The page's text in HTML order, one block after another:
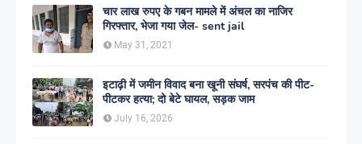
चार लाख रुपए के गबन मामले में अंचल का नाजिर
गिरफ्तार, भेजा गया जेल- sent jail
May 31, 2021
इटाढ़ी में जमीन विवाद बना खूनी संघर्ष, सरपंच की पीट-
पीटकर हत्या; दो बेटे घायल, सड़क जाम
July 16, 2026